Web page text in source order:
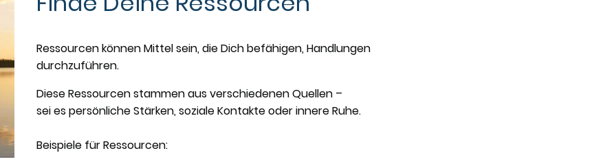
Ressourcen können Mittel sein, die Dich befähigen, Handlungen
durchzuführen.
Diese Ressourcen stammen aus verschiedenen Quellen –
sei es persönliche Stärken, soziale Kontakte oder innere Ruhe.
Beispiele für Ressourcen: